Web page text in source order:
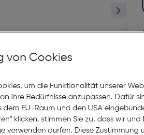
von Cookies
um die Funktionalität unserer
Ihre Bedürfnisse anzupassen. Dafür
EU-Raum und den USA
klicken, stimmen Sie zu, dass wir
verwenden dürfen. Diese Zustimmung